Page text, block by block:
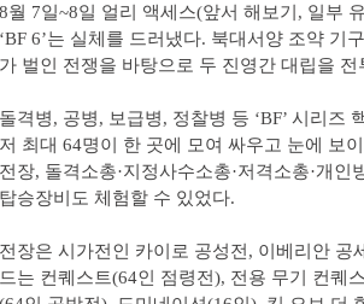
8월 7일~8일 얼리 액세스(앞서 해보기, 일부
‘BF 6’는 실체를 드러냈다. 북대서양 조약 기
가 벌인 전쟁을 바탕으로 두 진영간 대립을 전
돌격병, 공병, 보급병, 정찰병 등 ‘BF’ 시리즈
저 최대 64명이 한 곳에 모여 싸우고 눈에 보
전장, 돌격소총·지정사수소총·저격소총·개
탑승장비도 체험할 수 있었다.
전장은 시가전인 카이로 공성전, 이베리안 공
드는 컨퀘스트(64인 점령전), 전용 무기 컨퀘